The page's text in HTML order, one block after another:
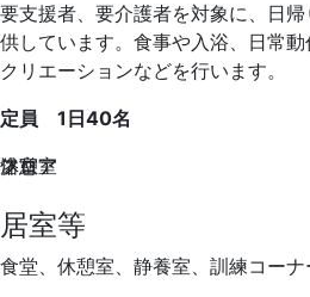
要支援者、要介護者を対象に、日
供しています。食事や入浴、日常
クリエーションなどを行います。
定員 1日40名
フロア
浴室
休憩室
フロア
居室等
食堂、休憩室、静養室、訓練コー